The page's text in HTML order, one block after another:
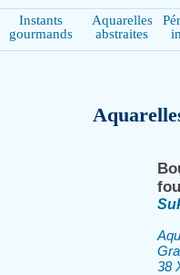
Instants
gourmands
Aquarelles
abstraites
38